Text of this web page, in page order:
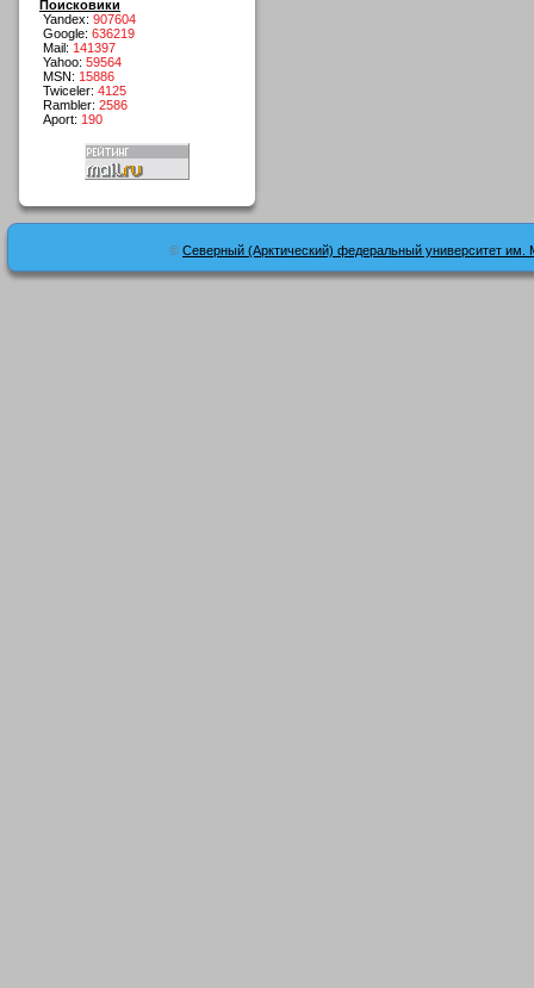
Поисковики
Yandex: 907604
Google: 636219
Mail: 141397
Yahoo: 59564
MSN: 15886
Twiceler: 4125
Rambler: 2586
Aport: 190
© Северный (Арктический) федеральный университет